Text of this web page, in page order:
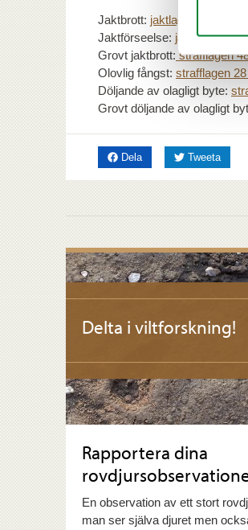
Jaktbrott: jaktlagen 72 §
Jaktförseelse: jaktlagen 74
Grovt jaktbrott: strafflagen
Olovlig fångst: strafflagen
Döljande av olagligt byte:
Grovt döljande av olagligt
Delapå FacebookTweetapå
Delta i viltforskning!
Rapportera dina
En observation av ett stort
man ser själva djuret men